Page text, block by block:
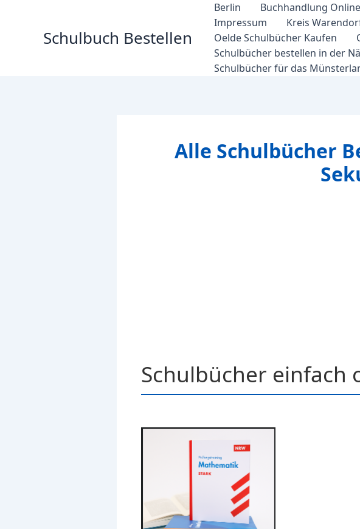
Schulbuch Bestellen
Berlin Buchhandlung
Impressum
Kreis
Oelde Schulbücher Kaufen
Schulbücher bestellen in der
Schulbücher für das
Alle Schulbücher
Schulbücher einfach